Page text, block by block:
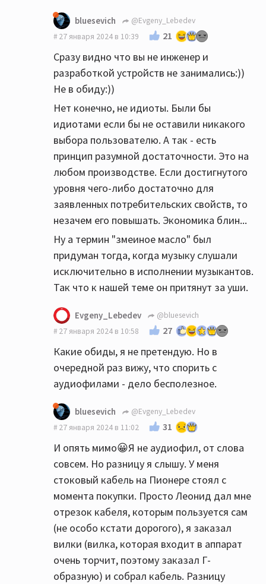
bluesevich
@Evgeny_Lebedev
27 января 2024 в 10:39
21
Сразу видно что вы не инженер и
разработкой устройств не занимались:))
Не в обиду:))
Нет конечно, не идиоты. Были бы
идиотами если бы не оставили никакого
выбора пользователю. А так - есть
принцип разумной достаточности. Это на
любом производстве. Если достигнутого
уровня чего-либо достаточно для
заявленных потребительских свойств, то
незачем его повышать. Экономика блин...
Ну а термин "змеиное масло" был
придуман тогда, когда музыку слушали
исключительно в исполнении музыкантов.
Так что к нашей теме он притянут за уши.
Evgeny_Lebedev
@bluesevich
27 января 2024 в 10:58
27
Какие обиды, я не претендую. Но в
очередной раз вижу, что спорить с
аудиофилами - дело бесполезное.
bluesevich
@Evgeny_Lebedev
27 января 2024 в 11:02
31
И опять мимо😀Я не аудиофил, от слова
совсем. Но разницу я слышу. У меня
стоковый кабель на Пионере стоял с
момента покупки. Просто Леонид дал мне
отрезок кабеля, которым пользуется сам
(не особо кстати дорогого), я заказал
вилки (вилка, которая входит в аппарат
очень торчит, поэтому заказал Г-
образную) и собрал кабель. Разницу